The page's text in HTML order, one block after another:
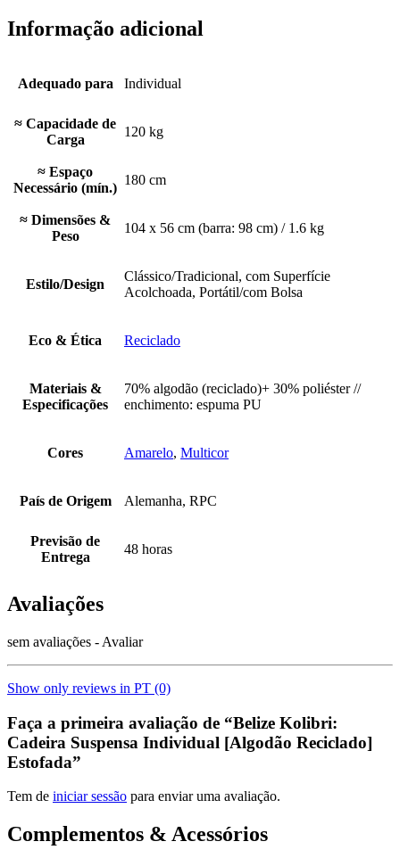
Informação adicional
Adequado para Individual
≈ Capacidade de
Carga
120 kg
≈ Espaço
Necessário (mín.)
180 cm
≈ Dimensões &
Peso
104 x 56 cm (barra: 98 cm) / 1.6 kg
Estilo/Design
Clássico/Tradicional, com Superfície
Acolchoada, Portátil/com Bolsa
Eco & Ética Reciclado
Materiais &
Especificações
70% algodão (reciclado)+ 30% poliéster //
enchimento: espuma PU
Cores Amarelo, Multicor
País de Origem Alemanha, RPC
Previsão de
Entrega
48 horas
Avaliações
sem avaliações - Avaliar
Show only reviews in PT (0)
Faça a primeira avaliação de “Belize Kolibri:
Cadeira Suspensa Individual [Algodão Reciclado]
Estofada”
Tem de iniciar sessão para enviar uma avaliação.
Complementos & Acessórios